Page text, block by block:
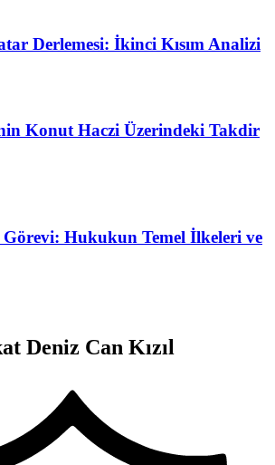
Derlemesi: İkinci Kısım Analizi
Konut Haczi Üzerindeki Takdir
Hukukun Temel İlkeleri ve
Deniz Can Kızıl